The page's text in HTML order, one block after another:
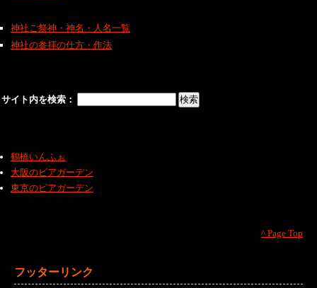
神社ご祭神・神名・人名一覧
神社の参拝の仕方・作法
サイト内を検索：
鶴橋いんふぉ
大阪のビアガーデン
東京のビアガーデン
^ Page Top
フッターリンク